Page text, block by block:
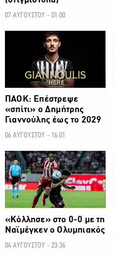
07 ΑΥΓΟΥΣΤΟΥ - 01:00
ΠΑΟΚ: Επέστρεψε
«σπίτι» ο Δημήτρης
Γιαννούλης έως το 2029
06 ΑΥΓΟΥΣΤΟΥ - 16:01
ΠΟΔΟΣΦΑΙΡΟ
«Κόλλησε» στο 0-0 με τη
Ναϊμέγκεν ο Ολυμπιακός
04 ΑΥΓΟΥΣΤΟΥ - 23:36